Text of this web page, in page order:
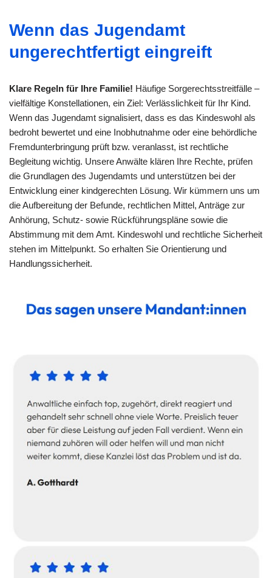
Wenn das Jugendamt
ungerechtfertigt eingreift
Klare Regeln für Ihre Familie! Häufige Sorgerechtsstreitfälle –
vielfältige Konstellationen, ein Ziel: Verlässlichkeit für Ihr Kind.
Wenn das Jugendamt signalisiert, dass es das Kindeswohl als
bedroht bewertet und eine Inobhutnahme oder eine behördliche
Fremdunterbringung prüft bzw. veranlasst, ist rechtliche
Begleitung wichtig. Unsere Anwälte klären Ihre Rechte, prüfen
die Grundlagen des Jugendamts und unterstützen bei der
Entwicklung einer kindgerechten Lösung. Wir kümmern uns um
die Aufbereitung der Befunde, rechtlichen Mittel, Anträge zur
Anhörung, Schutz- sowie Rückführungspläne sowie die
Abstimmung mit dem Amt. Kindeswohl und rechtliche Sicherheit
stehen im Mittelpunkt. So erhalten Sie Orientierung und
Handlungssicherheit.